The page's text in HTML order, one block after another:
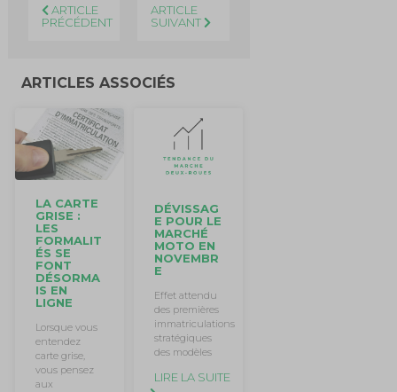
ARTICLE
PRÉCÉDENT
ARTICLE
SUIVANT
ARTICLES ASSOCIÉS
LA CARTE
GRISE :
LES
FORMALIT
ÉS SE
FONT
DÉSORMA
IS EN
LIGNE
Lorsque vous
entendez
carte grise,
vous pensez
aux
DÉVISSAG
E POUR LE
MARCHÉ
MOTO EN
NOVEMBR
E
Effet attendu
des premières
immatriculations
stratégiques
des modèles
LIRE LA SUITE